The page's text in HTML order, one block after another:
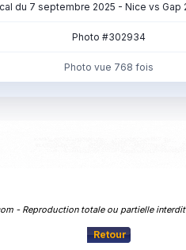
du 7 septembre 2025 - Nice vs Gap
Photo #302934
Photo vue 768 fois
- Reproduction totale ou partielle
Retour